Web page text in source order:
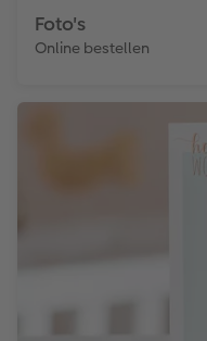
Foto's
Online bestellen